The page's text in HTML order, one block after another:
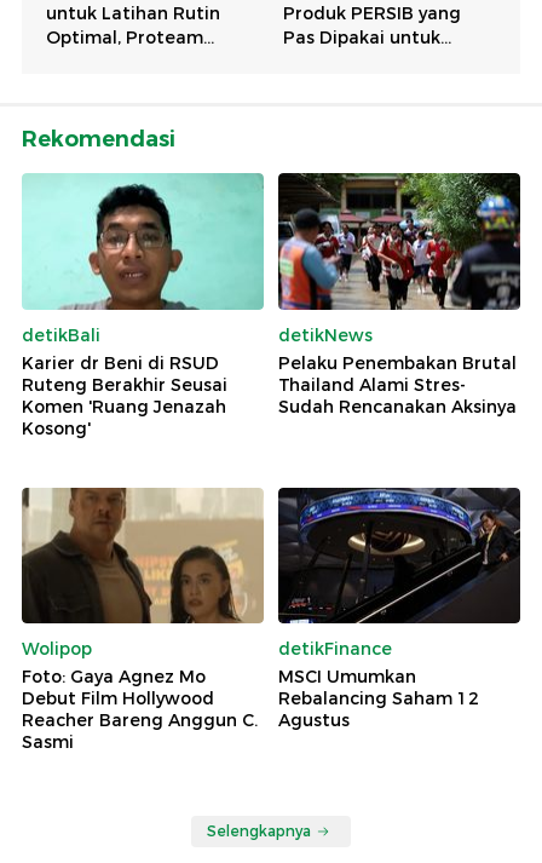
Rekomendasi
detikBali
Karier dr Beni di RSUD
Ruteng Berakhir Seusai
Komen 'Ruang Jenazah
Kosong'
detikNews
Pelaku Penembakan Brutal
Thailand Alami Stres-
Sudah Rencanakan Aksinya
Wolipop
Foto: Gaya Agnez Mo
Debut Film Hollywood
Reacher Bareng Anggun C.
Sasmi
detikFinance
MSCI Umumkan
Rebalancing Saham 12
Agustus
Selengkapnya